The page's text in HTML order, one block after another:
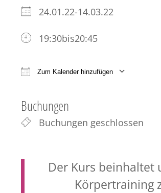
24.01.22-14.03.22
19:30bis20:45
Zum Kalender hinzufügen
Buchungen
Buchungen geschlossen
Der Kurs beinhaltet
Körpertraining